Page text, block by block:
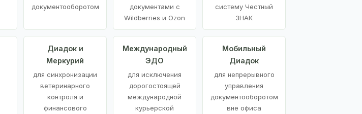
документооборотом
документами с
Wildberries и Ozon
систему Честный
ЗНАК
Диадок и
Меркурий
для синхронизации
ветеринарного
контроля и
финансового
Международный
ЭДО
для исключения
дорогостоящей
международной
курьерской
Мобильный
Диадок
для непрерывного
управления
документооборотом
вне офиса